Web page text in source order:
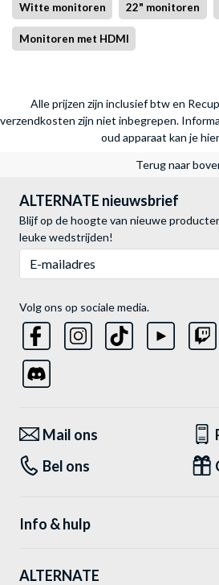
Witte monitoren 22" monitoren
Monitoren met HDMI
Alle prijzen zijn inclusief btw en
verzendkosten zijn niet inbegrepen.
oud apparaat kan je
Terug naar
ALTERNATE nieuwsbrief
Blijf op de hoogte van nieuwe
leuke wedstrijden!
Volg ons op sociale media.
Mail ons
Bel ons
Info & hulp
ALTERNATE